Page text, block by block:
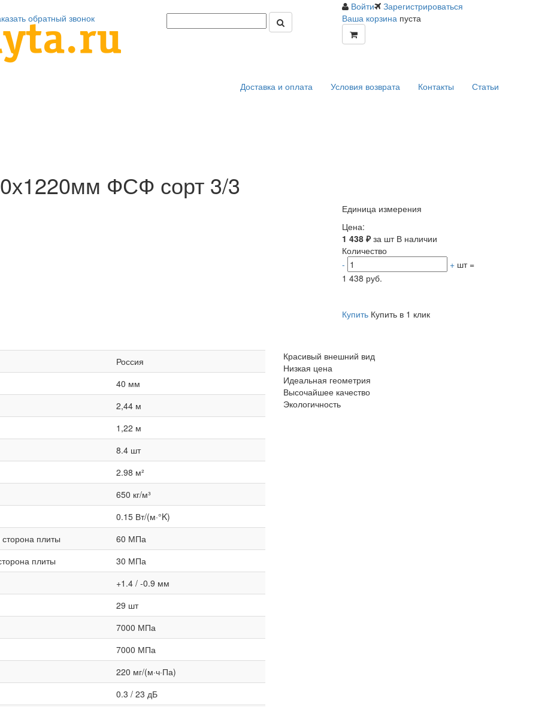
обратный звонок
Войти
Зарегистрироваться
Ваша корзина пуста
Доставка и оплата Условия возврата Контакты Статьи
ФСФ сорт 3/3
Единица измерения
Цена:
1 438 ₽за шт В наличии
Количество
-
+ шт =
1 438 руб.
Купить Купить в 1 клик
Россия
40 мм
2,44 м
1,22 м
8.4 шт
2.98 м²
650 кг/м³
0.15 Вт/(м·°K)
плиты
60 МПа
плиты
30 МПа
+1.4 / -0.9 мм
29 шт
7000 МПа
7000 МПа
220 мг/(м·ч·Па)
0.3 / 23 дБ
Красивый внешний вид
Низкая цена
Идеальная геометрия
Высочайшее качество
Экологичность